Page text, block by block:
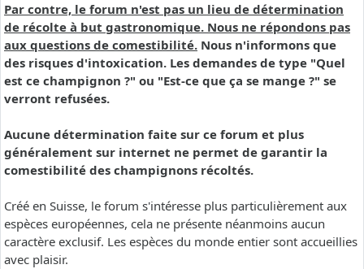
Par contre, le forum n'est pas un lieu de détermination
de récolte à but gastronomique. Nous ne répondons pas
aux questions de comestibilité. Nous n'informons que
des risques d'intoxication. Les demandes de type "Quel
est ce champignon ?" ou "Est-ce que ça se mange ?" se
verront refusées.
Aucune détermination faite sur ce forum et plus
généralement sur internet ne permet de garantir la
comestibilité des champignons récoltés.
Créé en Suisse, le forum s'intéresse plus particulièrement aux
espèces européennes, cela ne présente néanmoins aucun
caractère exclusif. Les espèces du monde entier sont accueillies
avec plaisir.